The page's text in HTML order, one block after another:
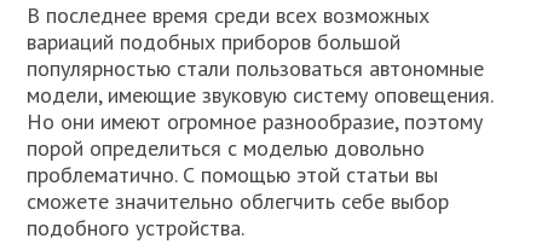
В последнее время среди всех возможных
вариаций подобных приборов большой
популярностью стали пользоваться автономные
модели, имеющие звуковую систему оповещения.
Но они имеют огромное разнообразие, поэтому
порой определиться с моделью довольно
проблематично. С помощью этой статьи вы
сможете значительно облегчить себе выбор
подобного устройства.